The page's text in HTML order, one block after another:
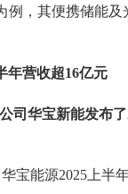
例，其便携储能
年营收超16亿元
司华宝新能发布了
华宝能源2025上半